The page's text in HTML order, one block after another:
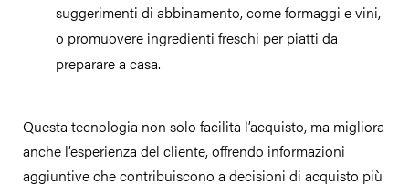
suggerimenti di abbinamento, come formaggi e vini,
o promuovere ingredienti freschi per piatti da
preparare a casa.
Questa tecnologia non solo facilita l’acquisto, ma migliora
anche l’esperienza del cliente, offrendo informazioni
aggiuntive che contribuiscono a decisioni di acquisto più